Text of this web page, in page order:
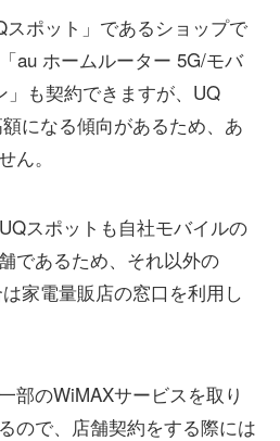
ポット」であるショップで
au ホームルーター 5G/モバ
も契約できますが、UQ
になる傾向があるため、あ
ん。
スポットも自社モバイルの
であるため、それ以外の
家電量販店の窓口を利用し
部のWiMAXサービスを取り
ので、店舗契約をする際には